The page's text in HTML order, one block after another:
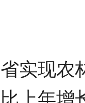
实现农
上年增